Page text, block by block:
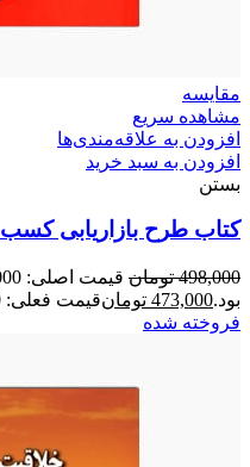
مقایسه
مشاهده سریع
افزودن به علاقه‌مندی‌ها
افزودن به سبد خرید
بستن
کتاب طرح بازاریابی
498,000 تومان
بود.473,000 تومانقیمت فعلی: 473,000 تومان.
فروخته شده